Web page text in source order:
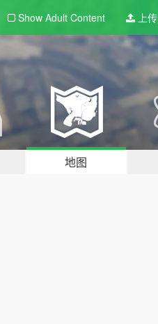
Show Adult Content 上传
地图